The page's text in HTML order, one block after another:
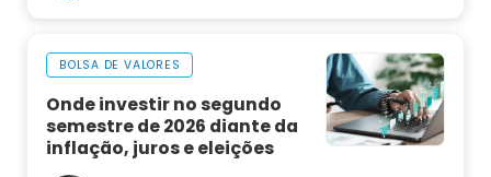
BOLSA DE VALORES
Onde investir no segundo
semestre de 2026 diante da
inflação, juros e eleições